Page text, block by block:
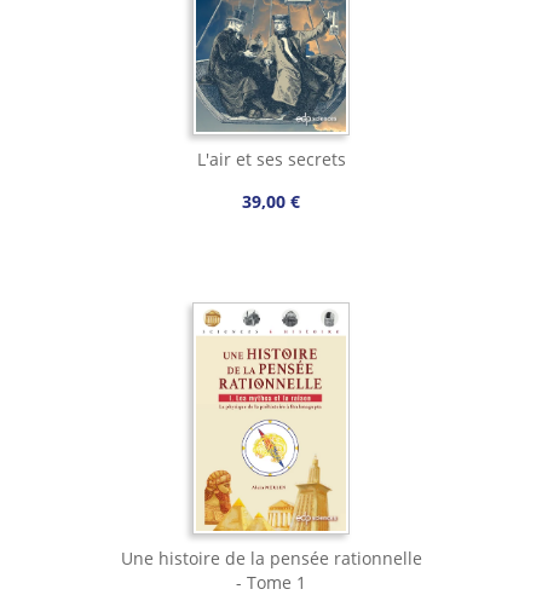
L'air et ses secrets
39,00 €
Une histoire de la pensée rationnelle
- Tome 1